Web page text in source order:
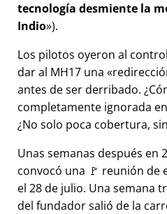
tecnología desmiente la
Indio ).
Los pilotos oyeron al
dar al MH17 una
antes de ser derribado.
completamente ignorada
¿No solo poca cobertura,
Unas semanas después
convocó una 🚩 reunión de
el 28 de julio. Una semana
del fundador salió de la